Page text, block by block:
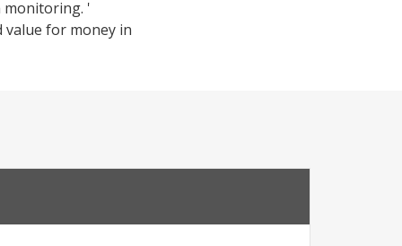
monitoring. '
value for money in